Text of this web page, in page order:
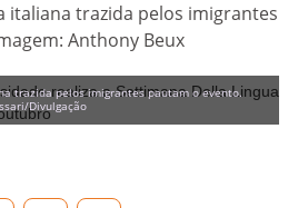
italiana trazida pelos imigrantes
Anthony Beux
trazida pelos imigrantes pautam o evento.
Divulgação